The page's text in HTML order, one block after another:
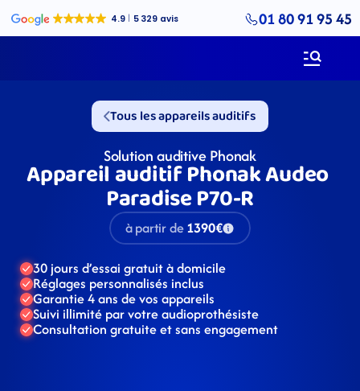
01 80 91 95 45
Tous les appareils auditifs
Solution auditive Phonak
Appareil auditif Phonak Audeo
Paradise P70-R
à partir de1390€
30 jours d’essai gratuit à domicile
Réglages personnalisés inclus
Garantie 4 ans de vos appareils
Suivi illimité par votre audioprothésiste
Consultation gratuite et sans engagement